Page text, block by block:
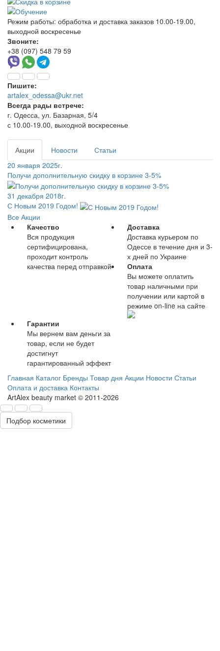
Режим работы: обработка и доставка заказов 10.00-19.00,
выходной воскресенье
Звоните:
+38 (097) 548 79 59
Пишите:
artalex_odessa@ukr.net
Всегда рады встрече:
г. Одесса, ул. Базарная, 5/4
с 10.00-19.00, выходной воскресенье
Акции Новости
Статьи
20 января 2025г.
Получи дополнительную скидку в корзине 3-5%
31 декабря 2018г.
С Новым 2019 Годом!
Все Акции
Качество
Вся продукция
сертифицирована,
проходит контроль
качества перед отправкой
Доставка
Доставка курьером по
Одессе в течение дня и 3-
х дней по Украине
Оплата
Вы можете оплатить
товар наличными при
получении или картой в
режиме on-line на сайте
Гарантии
Мы вернем вам деньги за
товар, если не будет
достигнут
гарантированный эффект
Главная Каталог Бренды Товар дня Акции Новости Статьи
Оплата и доставка Контакты
ArtAlex beauty market © 2011-2026
Подбор косметики